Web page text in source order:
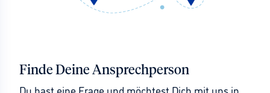
Finde Deine Ansprechperson
Du hast eine Frage und möchtest Dich mit uns in